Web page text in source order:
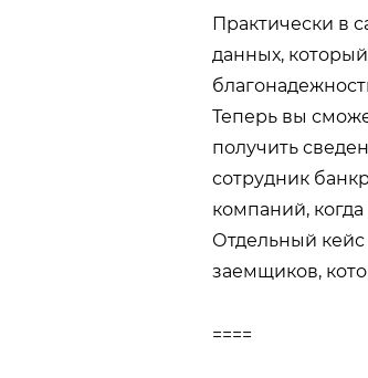
Практически в
данных,
Теперь вы
получить
сотрудник
компаний,
Отдельный
заемщиков,
====